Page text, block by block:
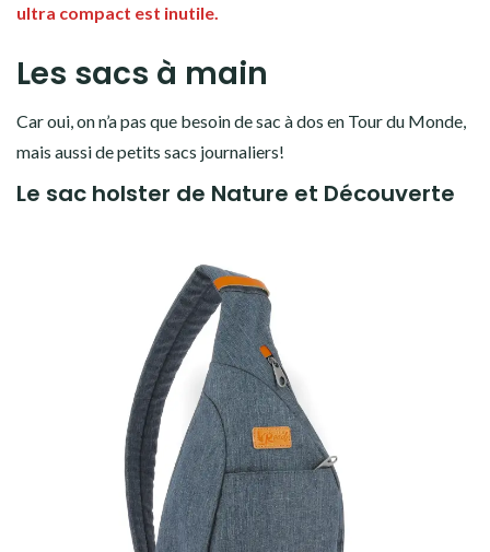
ultra compact est inutile.
Les sacs à main
Car oui, on n’a pas que besoin de sac à dos en Tour du Monde,
mais aussi de petits sacs journaliers!
Le sac holster de Nature et Découverte